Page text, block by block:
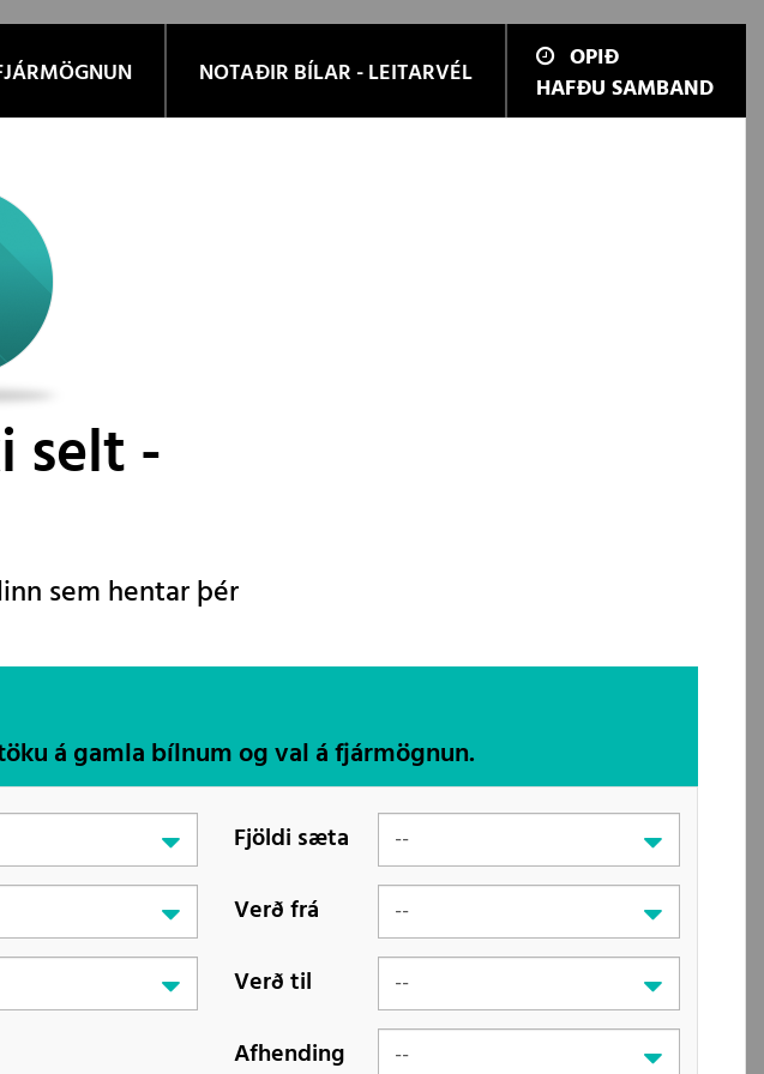
NOTAÐIR BÍLAR - LEITARVÉL
OPIÐ
HAFÐU SAMBAND
selt
sem hentar þér
á gamla bílnum og val á fjármögnun.
Fjöldi sæta
Verð frá
Verð til
Afhending